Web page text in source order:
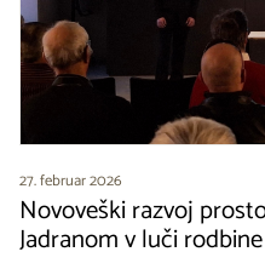
27. februar 2026
Novoveški razvoj
Jadranom v luči